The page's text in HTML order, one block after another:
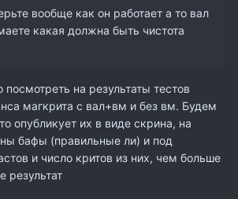
вообще как он работает а то вал
какая должна быть чистота
на результаты тестов
магкрита с вал+вм и без вм. Будем
опубликует их в виде скрина, на
бафы (правильные ли) и под
и число критов из них, чем больше
результат